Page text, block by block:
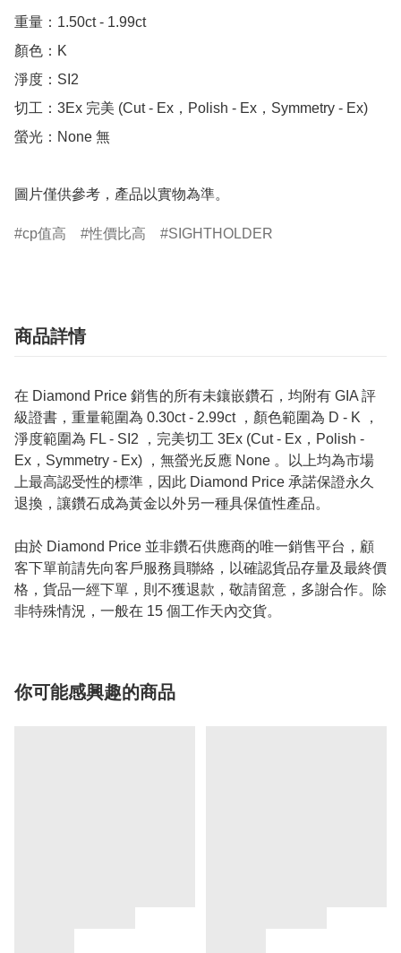
重量：1.50ct - 1.99ct
顏色：K
淨度：SI2
切工：3Ex 完美 (Cut - Ex，Polish - Ex，Symmetry - Ex)
螢光：None 無
圖片僅供參考，產品以實物為準。
cp值高 性價比高 SIGHTHOLDER
商品詳情
在 Diamond Price 銷售的所有未鑲嵌鑽石，均附有 GIA 評
級證書，重量範圍為 0.30ct - 2.99ct ，顏色範圍為 D - K ，
淨度範圍為 FL - SI2 ，完美切工 3Ex (Cut - Ex，Polish -
Ex，Symmetry - Ex) ，無螢光反應 None 。以上均為市場
上最高認受性的標準，因此 Diamond Price 承諾保證永久
退換，讓鑽石成為黃金以外另一種具保值性產品。
由於 Diamond Price 並非鑽石供應商的唯一銷售平台，顧
客下單前請先向客戶服務員聯絡，以確認貨品存量及最終價
格，貨品一經下單，則不獲退款，敬請留意，多謝合作。除
非特殊情況，一般在 15 個工作天內交貨。
你可能感興趣的商品